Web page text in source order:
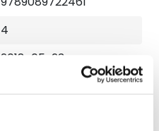
4
2018-05-23